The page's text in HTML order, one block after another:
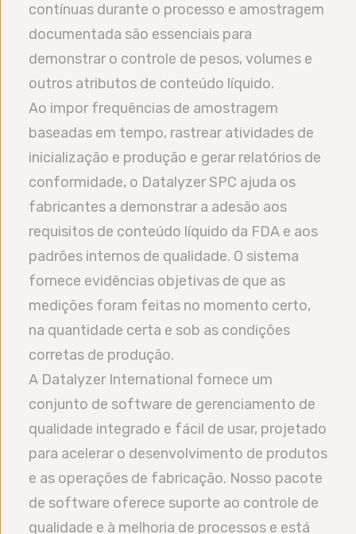
contínuas durante o processo e amostragem
documentada são essenciais para
demonstrar o controle de pesos, volumes e
outros atributos de conteúdo líquido.
Ao impor frequências de amostragem
baseadas em tempo, rastrear atividades de
inicialização e produção e gerar relatórios de
conformidade, o Datalyzer SPC ajuda os
fabricantes a demonstrar a adesão aos
requisitos de conteúdo líquido da FDA e aos
padrões internos de qualidade. O sistema
fornece evidências objetivas de que as
medições foram feitas no momento certo,
na quantidade certa e sob as condições
corretas de produção.
A Datalyzer International fornece um
conjunto de software de gerenciamento de
qualidade integrado e fácil de usar, projetado
para acelerar o desenvolvimento de produtos
e as operações de fabricação. Nosso pacote
de software oferece suporte ao controle de
qualidade e à melhoria de processos e está